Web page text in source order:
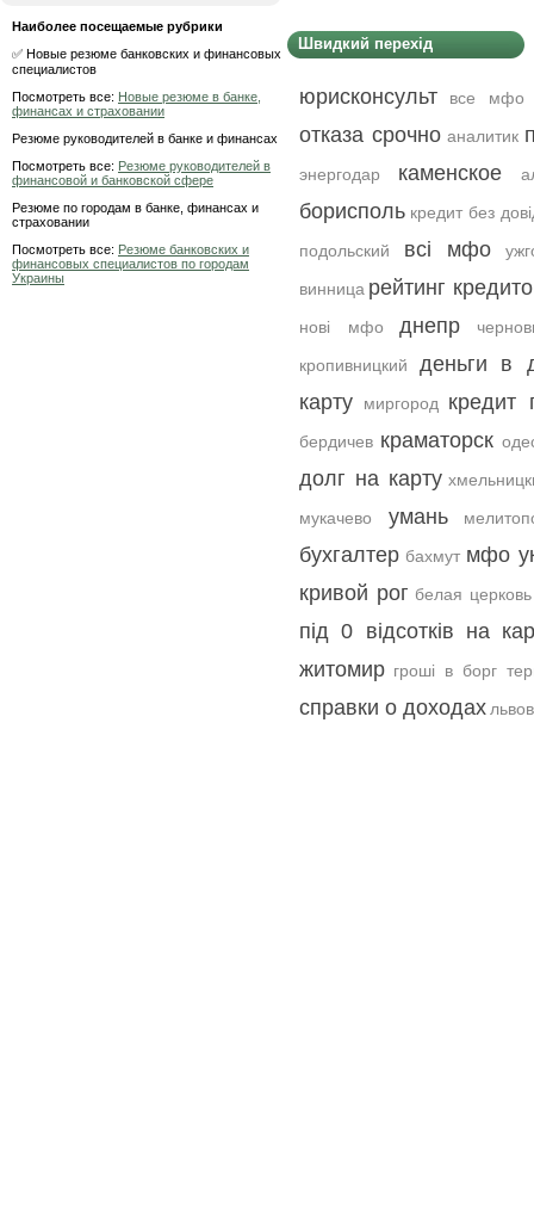
Наиболее посещаемые рубрики
✅ Новые резюме банковских и финансовых
специалистов
Посмотреть все: Новые резюме в банке,
финансах и страховании
Резюме руководителей в банке и финансах
Посмотреть все: Резюме руководителей в
финансовой и банковской сфере
Резюме по городам в банке, финансах и
страховании
Посмотреть все: Резюме банковских и
финансовых специалистов по городам
Украины
Швидкий перехід
юрисконсульт все мфо
отказа срочно аналитик
энергодар каменское
борисполь кредит без
подольский
всі мфо
винница рейтинг
нові мфо днепр
кропивницкий
деньги в
карту
миргород кредит
бердичев краматорск
долг на карту
мукачево
умань
бухгалтер бахмут мфо
кривой рог белая церковь
під 0 відсотків на
житомир гроші в борг
справки о доходах львов